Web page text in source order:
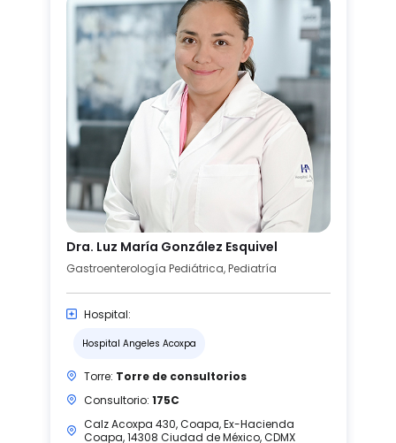
Dra. Luz María González Esquivel
Gastroenterología Pediátrica, Pediatría
Hospital:
Hospital Angeles Acoxpa
Torre: Torre de consultorios
Consultorio: 175C
Calz Acoxpa 430, Coapa, Ex-Hacienda
Coapa, 14308 Ciudad de México, CDMX